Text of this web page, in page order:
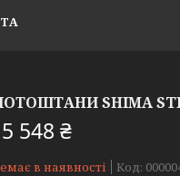
SHIMA STR
548 ₴
в наявності Код: